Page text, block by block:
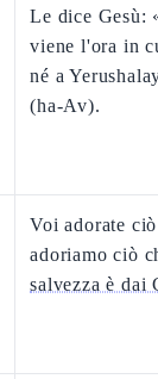
Le dice Gesù:
viene l'ora in
né a
(ha-Av).
Voi adorate
adoriamo ciò
salvezza è dai